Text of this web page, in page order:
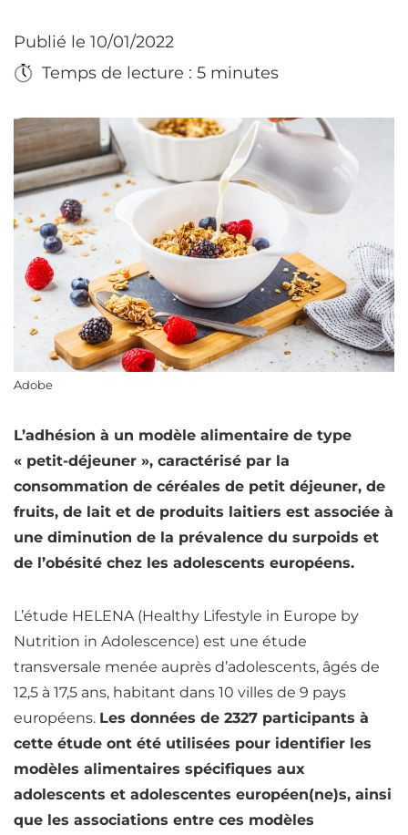
Publié le 10/01/2022
Temps de lecture : 5 minutes
Adobe
L’adhésion à un modèle alimentaire de type
« petit-déjeuner », caractérisé par la
consommation de céréales de petit déjeuner, de
fruits, de lait et de produits laitiers est associée à
une diminution de la prévalence du surpoids et
de l’obésité chez les adolescents européens.
L’étude HELENA (Healthy Lifestyle in Europe by
Nutrition in Adolescence) est une étude
transversale menée auprès d’adolescents, âgés de
12,5 à 17,5 ans, habitant dans 10 villes de 9 pays
européens. Les données de 2327 participants à
cette étude ont été utilisées pour identifier les
modèles alimentaires spécifiques aux
adolescents et adolescentes européen(ne)s, ainsi
que les associations entre ces modèles